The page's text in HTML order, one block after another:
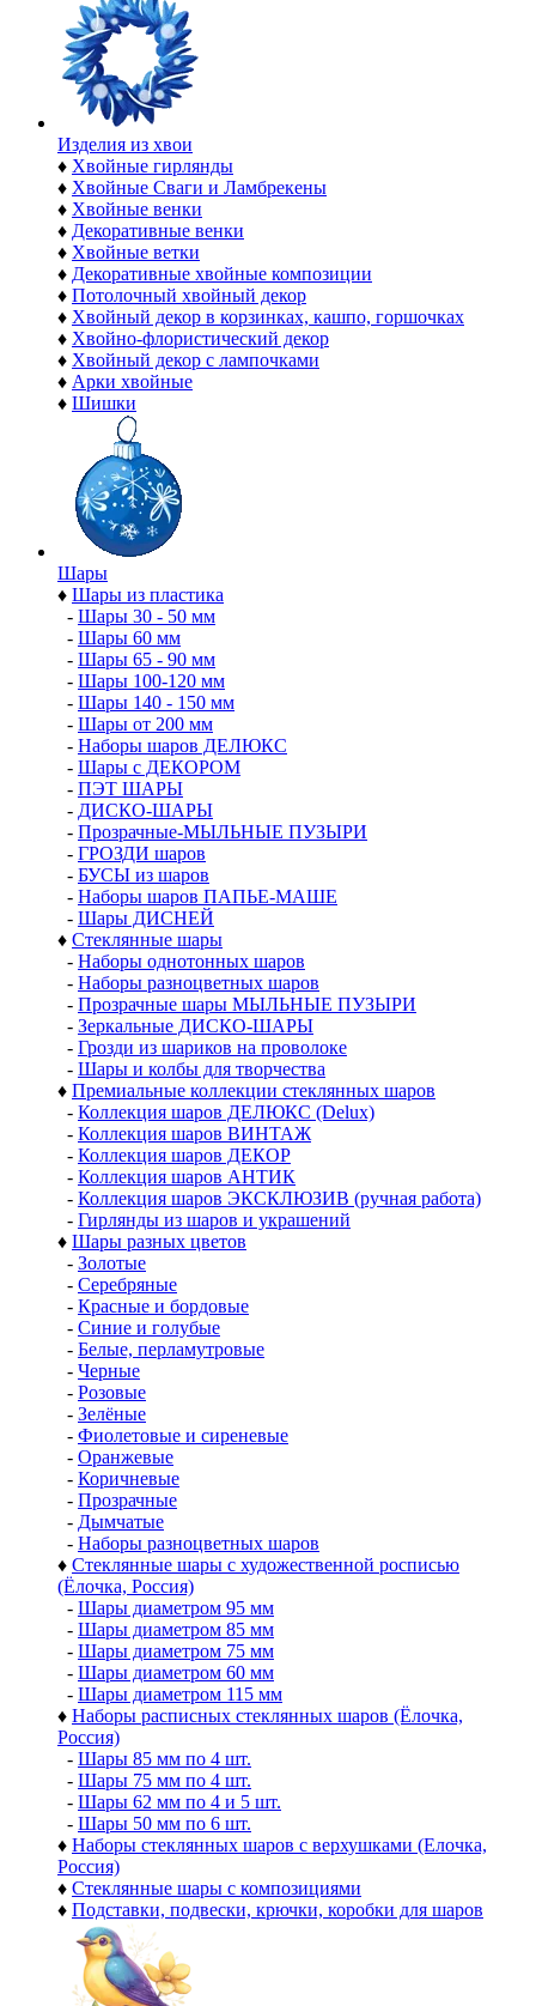
Изделия из хвои
♦ Хвойные гирлянды
♦ Хвойные Сваги и Ламбрекены
♦ Хвойные венки
♦ Декоративные венки
♦ Хвойные ветки
♦ Декоративные хвойные композиции
♦ Потолочный хвойный декор
♦ Хвойный декор в корзинках, кашпо, горшочках
♦ Хвойно-флористический декор
♦ Хвойный декор с лампочками
♦ Арки хвойные
♦ Шишки
Шары
♦ Шары из пластика
- Шары 30 - 50 мм
- Шары 60 мм
- Шары 65 - 90 мм
- Шары 100-120 мм
- Шары 140 - 150 мм
- Шары от 200 мм
- Наборы шаров ДЕЛЮКС
- Шары с ДЕКОРОМ
- ПЭТ ШАРЫ
- ДИСКО-ШАРЫ
- Прозрачные-МЫЛЬНЫЕ ПУЗЫРИ
- ГРОЗДИ шаров
- БУСЫ из шаров
- Наборы шаров ПАПЬЕ-МАШЕ
- Шары ДИСНЕЙ
♦ Стеклянные шары
- Наборы однотонных шаров
- Наборы разноцветных шаров
- Прозрачные шары МЫЛЬНЫЕ ПУЗЫРИ
- Зеркальные ДИСКО-ШАРЫ
- Грозди из шариков на проволоке
- Шары и колбы для творчества
♦ Премиальные коллекции стеклянных шаров
- Коллекция шаров ДЕЛЮКС (Delux)
- Коллекция шаров ВИНТАЖ
- Коллекция шаров ДЕКОР
- Коллекция шаров АНТИК
- Коллекция шаров ЭКСКЛЮЗИВ (ручная работа)
- Гирлянды из шаров и украшений
♦ Шары разных цветов
- Золотые
- Серебряные
- Красные и бордовые
- Синие и голубые
- Белые, перламутровые
- Черные
- Розовые
- Зелёные
- Фиолетовые и сиреневые
- Оранжевые
- Коричневые
- Прозрачные
- Дымчатые
- Наборы разноцветных шаров
♦ Стеклянные шары с художественной росписью
(Ёлочка, Россия)
- Шары диаметром 95 мм
- Шары диаметром 85 мм
- Шары диаметром 75 мм
- Шары диаметром 60 мм
- Шары диаметром 115 мм
♦ Наборы расписных стеклянных шаров (Ёлочка,
Россия)
- Шары 85 мм по 4 шт.
- Шары 75 мм по 4 шт.
- Шары 62 мм по 4 и 5 шт.
- Шары 50 мм по 6 шт.
♦ Наборы стеклянных шаров с верхушками (Елочка,
Россия)
♦ Стеклянные шары с композициями
♦ Подставки, подвески, крючки, коробки для шаров